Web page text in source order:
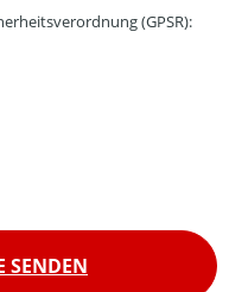
(GPSR):
SENDEN